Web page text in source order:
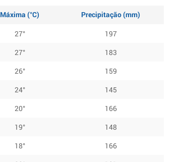
Máxima (°C)
Precipitação (mm)
27°
197
27°
183
26°
159
24°
145
20°
166
19°
148
18°
166